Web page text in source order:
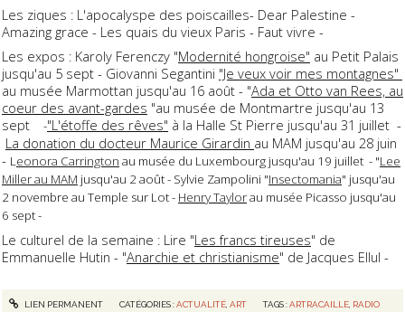
Les ziques : L'apocalyspe des poiscailles- Dear Palestine -
Amazing grace - Les quais du vieux Paris - Faut vivre -
Les expos : Karoly Ferenczy "Modernité hongroise" au Petit Palais
jusqu'au 5 sept - Giovanni Segantini "Je veux voir mes montagnes"
au musée Marmottan jusqu'au 16 août - "Ada et Otto van Rees, au
coeur des avant-gardes "au musée de Montmartre jusqu'au 13
sept
-"L'étoffe des rêves" à la Halle St Pierre jusqu'au 31 juillet -
La donation du docteur Maurice Girardin au MAM jusqu'au 28 juin
- Leonora Carrington au musée du Luxembourg jusqu'au 19 juillet - "Lee
Miller au MAM jusqu'au 2 août - Sylvie Zampolini "Insectomania" jusqu'au
2 novembre au Temple sur Lot - Henry Taylorau musée Picasso jusqu'au
6 sept -
Le culturel de la semaine : Lire "Les francs tireuses" de
Emmanuelle Hutin - "Anarchie et christianisme" de Jacques Ellul -
LIEN PERMANENT CATÉGORIES :ACTUALITÉ, ART TAGS :ARTRACAILLE RADIO